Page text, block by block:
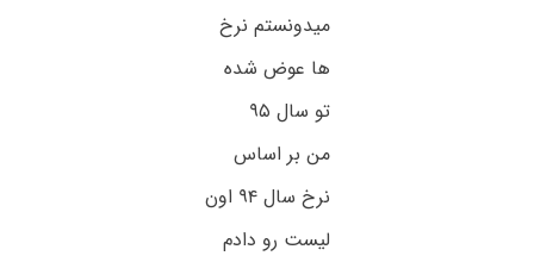
میدونستم نرخ
ها عوض شده
تو سال ۹۵
من بر اساس
نرخ سال ۹۴ اون
لیست رو دادم